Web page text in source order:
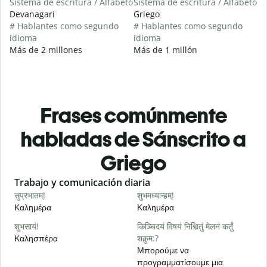
Devanagari
# Hablantes como segundo
idioma
Más de 2 millones
Griego
# Hablantes como segundo
idioma
Más de 1 millón
Frases comúnmente
habladas de Sánscrito a
Griego
Slide 1 of 6
Trabajo y comunicación diaria
सुप्रभातम्!
Καλημέρα
शुभमध्यान्हम्!
Καλημέρα
शुभसायं!
Καλησπέρα
किञ्चिदयं विषयं निश्चितुं मेलनं कर्तुं
शक्नुम:?
Μπορούμε να
προγραμματίσουμε μια